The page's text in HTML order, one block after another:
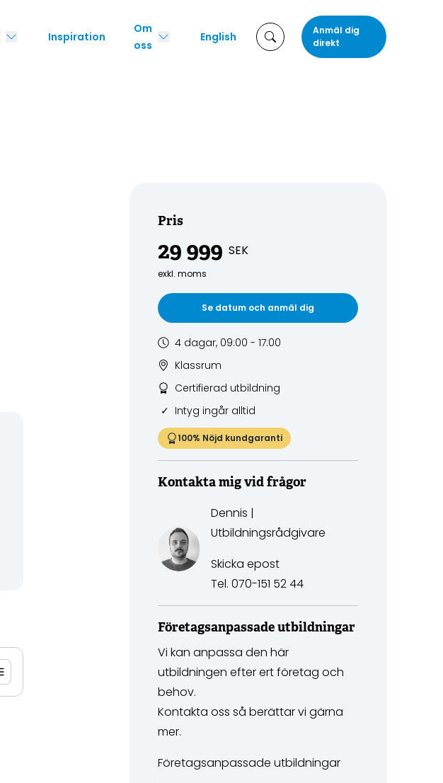
Inspiration
Om
oss
English
Anmäl dig
direkt
Pris
29 999 SEK
exkl. moms
Se datum och anmäl dig
4 dagar, 09:00 - 17:00
Klassrum
Certifierad utbildning
Intyg ingår alltid
100% Nöjd kundgaranti
Kontakta mig vid frågor
Dennis |
Utbildningsrådgivare
Skicka epost
Tel. 070-151 52 44
Företagsanpassade utbildningar
Vi kan anpassa den här
utbildningen efter ert företag och
behov.
Kontakta oss så berättar vi gärna
mer.
Företagsanpassade utbildningar